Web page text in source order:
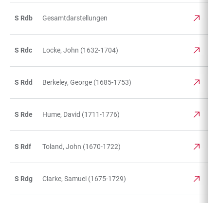
S Rdb Gesamtdarstellungen
S Rdc Locke, John (1632-1704)
S Rdd Berkeley, George (1685-1753)
S Rde Hume, David (1711-1776)
S Rdf Toland, John (1670-1722)
S Rdg Clarke, Samuel (1675-1729)